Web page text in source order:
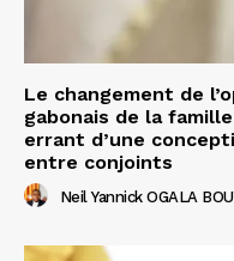
Le changement de
gabonais de la
errant d’une
entre conjoints
Neil Yannick OGALA